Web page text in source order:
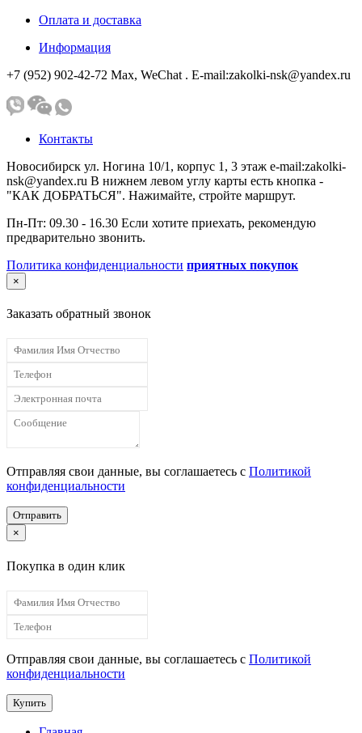
Оплата и доставка
Информация
+7 (952) 902-42-72 Мах, WeChat . E-mail:zakolki-nsk@yandex.ru
Контакты
Новосибирск ул. Ногина 10/1, корпус 1, 3 этаж e-mail:zakolki-
nsk@yandex.ru В нижнем левом углу карты есть кнопка -
"КАК ДОБРАТЬСЯ". Нажимайте, стройте маршрут.
Пн-Пт: 09.30 - 16.30 Если хотите приехать, рекомендую
предварительно звонить.
Политика конфиденциальности приятных покупок
×
Заказать обратный звонок
Отправляя свои данные, вы соглашаетесь с Политикой
конфиденциальности
Отправить
×
Покупка в один клик
Отправляя свои данные, вы соглашаетесь с Политикой
конфиденциальности
Купить